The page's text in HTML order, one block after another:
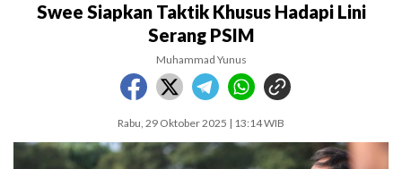
Swee Siapkan Taktik Khusus Hadapi Lini
Serang PSIM
Muhammad Yunus
Rabu, 29 Oktober 2025 | 13:14 WIB